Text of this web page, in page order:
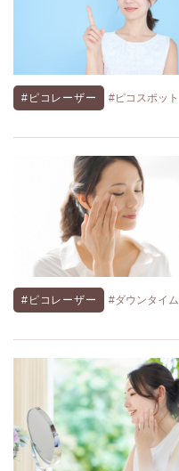
#ピコレーザー #ピコスポット
#ピコレーザー #ダウンタイム